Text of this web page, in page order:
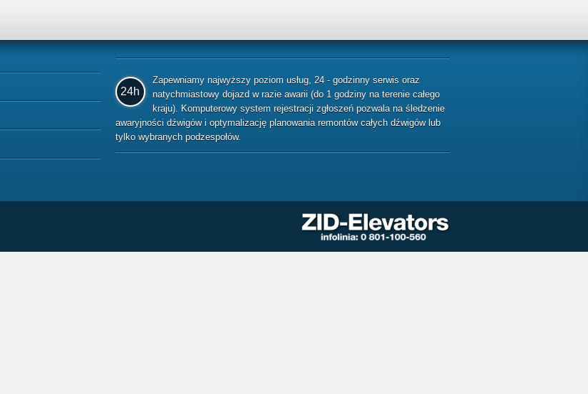
24h
Zapewniamy najwyższy poziom usług, 24 - godzinny serwis oraz
natychmiastowy dojazd w razie awarii (do 1 godziny na terenie całego
kraju). Komputerowy system rejestracji zgłoszeń pozwala na śledzenie
awaryjności dźwigów i optymalizację planowania remontów całych dźwigów lub
tylko wybranych podzespołów.